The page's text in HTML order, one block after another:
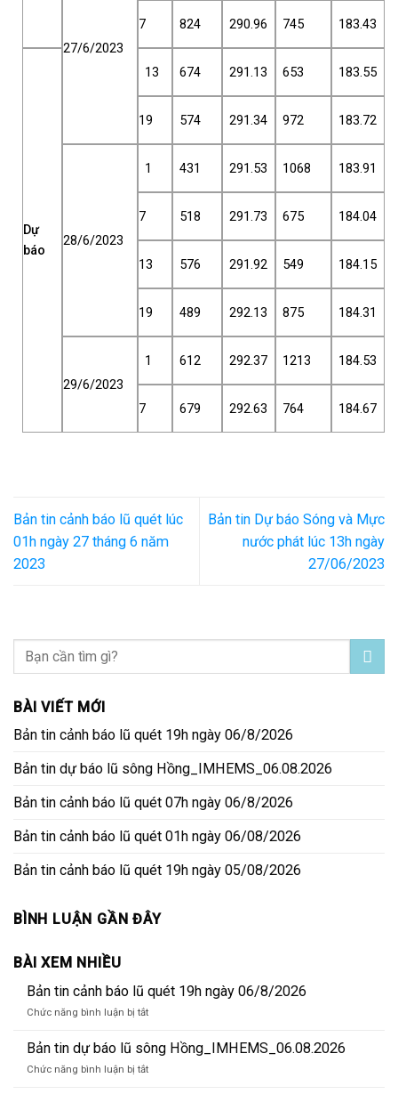
27/6/2023
7 824 290.96 745 183.43
Dự
báo
13 674 291.13 653 183.55
19 574 291.34 972 183.72
28/6/2023
1 431 291.53 1068 183.91
7 518 291.73 675 184.04
13 576 291.92 549 184.15
19 489 292.13 875 184.31
29/6/2023
1 612 292.37 1213 184.53
7 679 292.63 764 184.67
Bản tin cảnh báo lũ quét lúc
01h ngày 27 tháng 6 năm
2023
Bản tin Dự báo Sóng và Mực
nước phát lúc 13h ngày
27/06/2023
BÀI VIẾT MỚI
Bản tin cảnh báo lũ quét 19h ngày 06/8/2026
Bản tin dự báo lũ sông Hồng_IMHEMS_06.08.2026
Bản tin cảnh báo lũ quét 07h ngày 06/8/2026
Bản tin cảnh báo lũ quét 01h ngày 06/08/2026
Bản tin cảnh báo lũ quét 19h ngày 05/08/2026
BÌNH LUẬN GẦN ĐÂY
BÀI XEM NHIỀU
Bản tin cảnh báo lũ quét 19h ngày 06/8/2026
Chức năng bình luận bị tắtở
tin
cảnh
báo
Bản tin dự báo lũ sông Hồng_IMHEMS_06.08.2026
Chức năng bình luận bị tắtở